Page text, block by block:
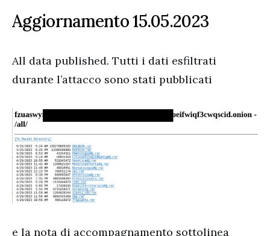
Aggiornamento 15.05.2023
All data published. Tutti i dati esfiltrati
durante l’attacco sono stati pubblicati
e la nota di accompagnamento sottolinea